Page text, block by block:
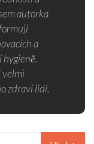
autorka
a
velmi
zdraví lidí.